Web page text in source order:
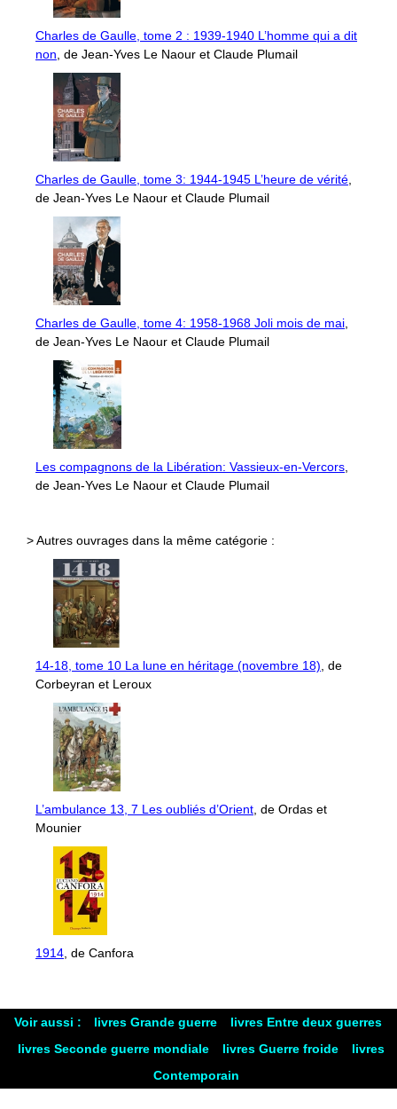
Charles de Gaulle, tome 2 : 1939-1940 L’homme qui a dit
non, de Jean-Yves Le Naour et Claude Plumail
Charles de Gaulle, tome 3: 1944-1945 L’heure de vérité,
de Jean-Yves Le Naour et Claude Plumail
Charles de Gaulle, tome 4: 1958-1968 Joli mois de mai,
de Jean-Yves Le Naour et Claude Plumail
Les compagnons de la Libération: Vassieux-en-Vercors,
de Jean-Yves Le Naour et Claude Plumail
> Autres ouvrages dans la même catégorie :
14-18, tome 10 La lune en héritage (novembre 18), de
Corbeyran et Leroux
L’ambulance 13, 7 Les oubliés d’Orient, de Ordas et
Mounier
1914, de Canfora
Voir aussi : livres Grande guerre
livres Entre deux guerres
livres Seconde guerre mondiale
livres Guerre froide
livres
Contemporain